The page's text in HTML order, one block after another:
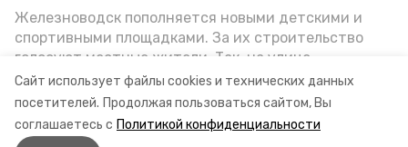
Сайт использует файлы cookies и технических данных
посетителей. Продолжая пользоваться сайтом, Вы
соглашаетесь с Политикой конфиденциальности
Железноводск пополняется новыми детскими и
спортивными площадками. За их строительство
голосуют местные жители. Так, на улице
Октябрьской уже появилось современное
пространство для отдыха, а в Иноземцеве
приступили к возведению большой спортплощадки.
Подробнее о том, как она будет выглядеть — в